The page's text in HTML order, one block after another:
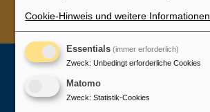
Cookie-Hinweis und weitere Informationen
Essentials (immer erforderlich)
Zweck: Unbedingt erforderliche Cookies
Matomo
Zweck: Statistik-Cookies